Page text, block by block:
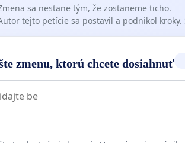
klient je v zariadení riadne edukované a
preto, aby MŠVVaŠ SR (školstvo)
na edukáciu podľa počtu
sumou, akou participuje na
škole (C variant).
sa nestane tým, že zostaneme ticho.
tejto petície sa postavil a podnikol kroky.
zmenu, ktorú chcete dosiahnuť